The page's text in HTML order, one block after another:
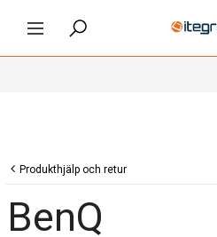
Produkthjälp och retur
BenQ